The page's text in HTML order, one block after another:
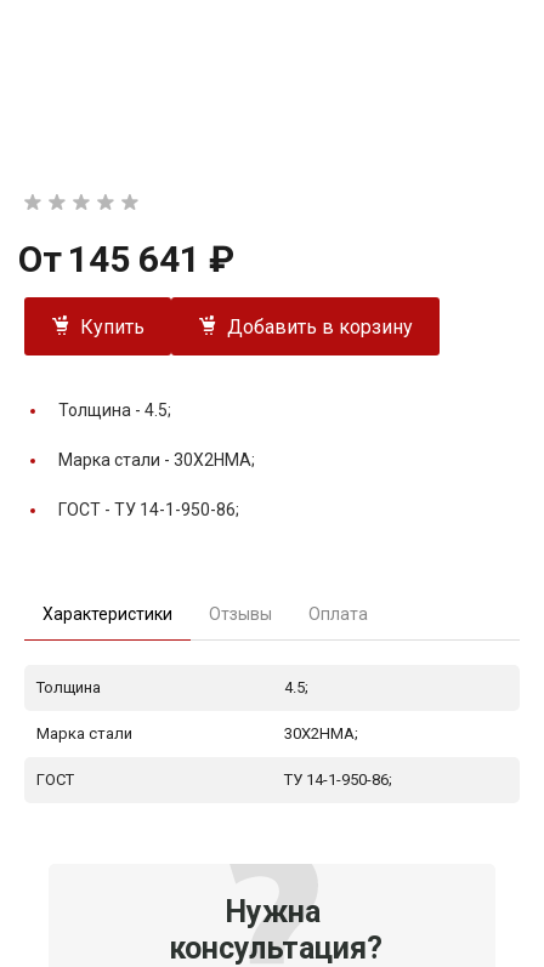
От 145 641 ₽
Купить Добавить в корзину
Толщина - 4.5;
Марка стали - 30Х2НМА;
ГОСТ - ТУ 14-1-950-86;
Характеристики Отзывы Оплата
Толщина 4.5;
Марка стали 30Х2НМА;
ГОСТ ТУ 14-1-950-86;
Нужна
консультация?